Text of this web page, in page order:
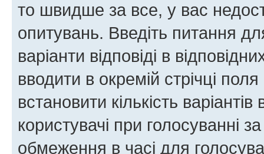
то швидше за все, у вас
опитувань. Введіть питання
варіанти відповіді в
вводити в окремій стрічці
встановити кількість
користувачі при голосуванні
обмеження в часі для